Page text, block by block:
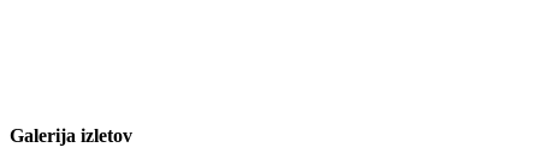
Galerija izletov